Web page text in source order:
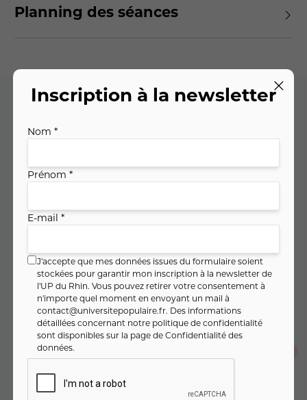
Planning des séances
121,00€
PAIEMENT FRACTIONNÉ
Dès40,33€/ mois pendant 3 mois
Montant total :121 00€
Je m'inscris au cours
Inscription à la newsletter
Nom *
Prénom *
E-mail *
J'accepte que mes données issues du formulaire soient
stockées pour garantir mon inscription à la newsletter de
l'UP du Rhin. Vous pouvez retirer votre consentement à
n'importe quel moment en envoyant un mail à
contact@universitepopulaire.fr. Des informations
détaillées concernant notre politique de confidentialité
sont disponibles sur la page deConfidentialité des
données.